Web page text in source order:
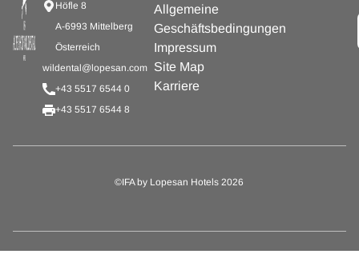
Höfle 8
A-6993 Mittelberg
Österreich
wildental@lopesan.com
+43 5517 6544 0
+43 5517 6544 8
Allgemeine
Geschäftsbedingungen
Impressum
Site Map
Karriere
©IFA by Lopesan Hotels 2026